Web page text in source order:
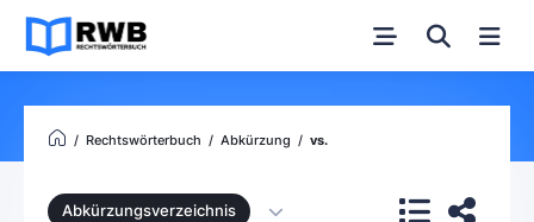
Rechtswörterbuch Abkürzung vs.
Abkürzungsverzeichnis